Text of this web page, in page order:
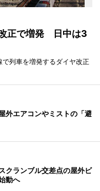
正で増発 日中は3
列車を増発するダイヤ改正
外エアコンやミストの「避
クランブル交差点の屋外ビ
動へ